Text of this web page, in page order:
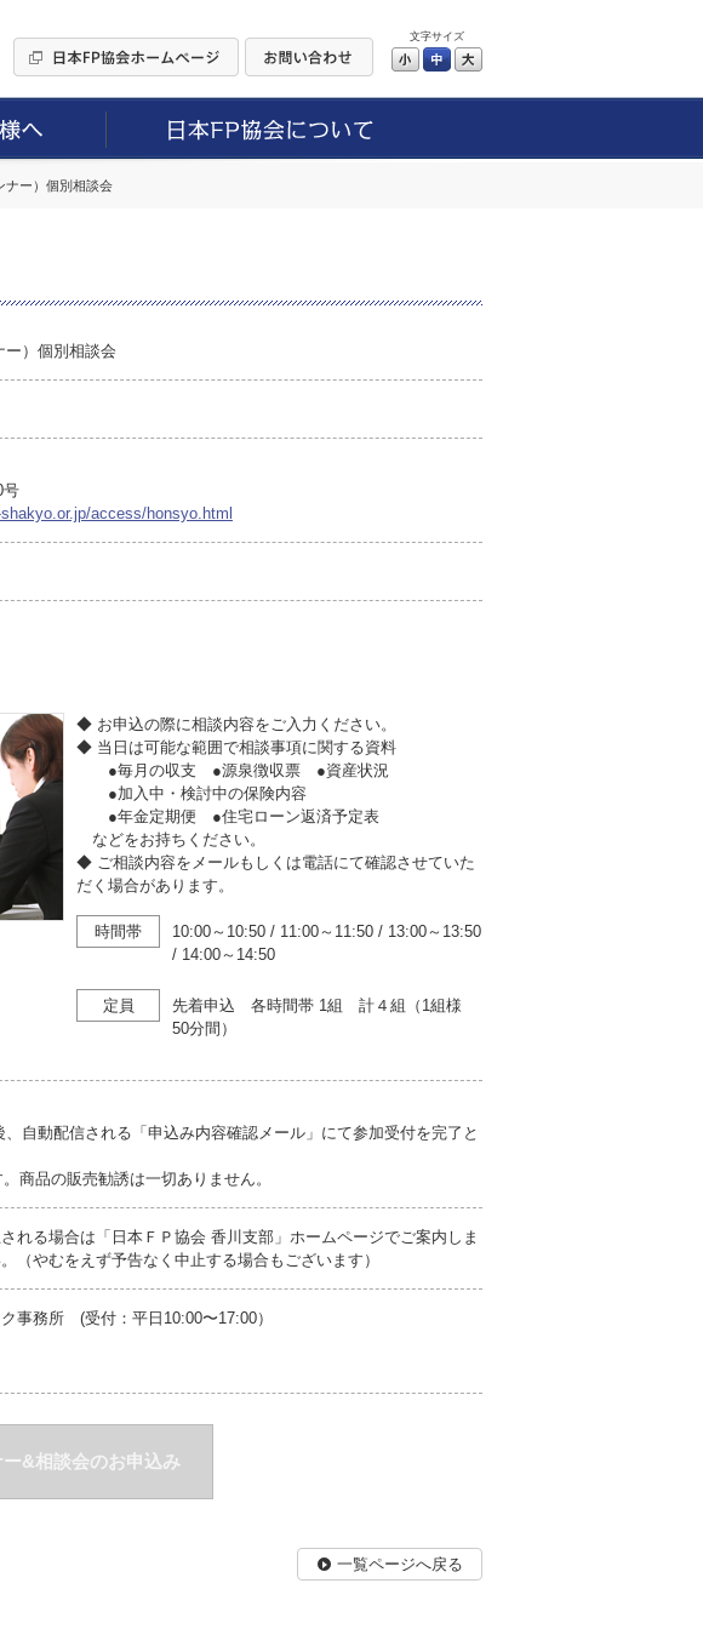
文字サイズ
小 中
ナー）個別相談会
ー）個別相談会
号
access/honsyo.html
◆ お申込の際に相談内容をご入力ください。
◆ 当日は可能な範囲で相談事項に関する資料
●毎月の収支 ●源泉徴収票 ●資産状況
●加入中・検討中の保険内容
●年金定期便 ●住宅ローン返済予定表
などをお持ちください。
◆ ご相談内容をメールもしくは電話にて確認させていた
だく場合があります。
時間帯 10:00～10:50 / 11:00～11:50 / 13:00～13:50
/ 14:00～14:50
定員
先着申込 各時間帯 1組 計４組（1組様
50分間）
自動配信される「申込み内容確認メール」にて参加受付を完了と
商品の販売勧誘は一切ありません。
れる場合は「日本ＦＰ協会 香川支部」ホームページでご案内しま
（やむをえず予告なく中止する場合もございます）
事務所 (受付：平日10:00〜17:00）
ー&相談会のお申込み
一覧ページへ戻る